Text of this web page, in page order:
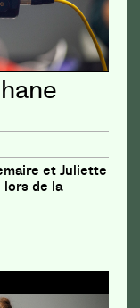
et Juliette
lors de la